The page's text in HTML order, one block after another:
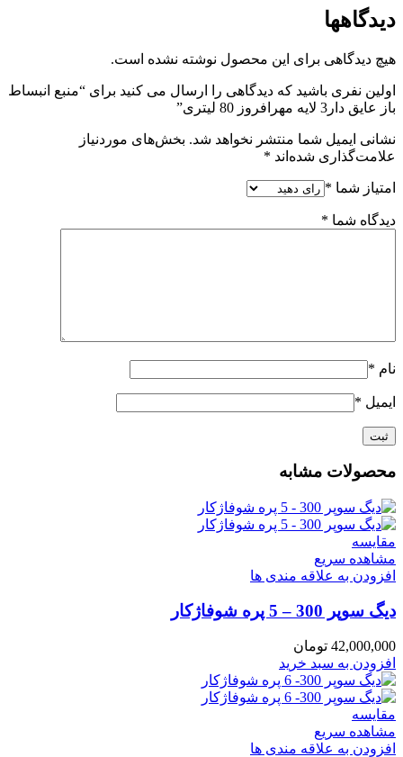
دیدگاهها
هیچ دیدگاهی برای این محصول نوشته نشده است.
اولین نفری باشید که دیدگاهی را ارسال می کنید برای “منبع انبساط
باز عایق دار3 لایه مهرافروز 80 لیتری”
نشانی ایمیل شما منتشر نخواهد شد. بخش‌های موردنیاز
علامت‌گذاری شده‌اند *
امتیاز شما *
دیدگاه شما *
نام *
ایمیل *
محصولات مشابه
مقایسه
مشاهده سریع
افزودن به علاقه مندی ها
دیگ سوپر 300 – 5 پره شوفاژکار
42,000,000 تومان
افزودن به سبد خرید
مقایسه
مشاهده سریع
افزودن به علاقه مندی ها